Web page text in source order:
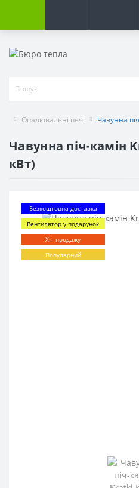
Опалювальні печі Чавунна
Чавунна піч-камін
кВт)
Безкоштовна доставка
Вентилятор у подарунок
Хіт продажу
Популярний